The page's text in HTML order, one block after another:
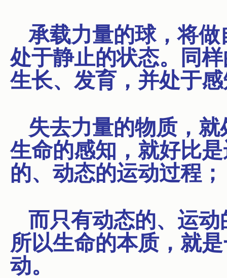
承载力量的球，将
处于静止的状态。同
生长、发育，并处于
失去力量的物质，
生命的感知，就好比
的、动态的运动过程；
而只有动态的、运
所以生命的本质，就
动。